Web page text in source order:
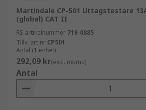
Martindale CP-501 Uttagstestare
(global) CAT II
RS-artikelnummer 719-0885
Tillv. art.nr CP501
Antal (1 enhet)
292,09 kr(exkl. moms)
Antal